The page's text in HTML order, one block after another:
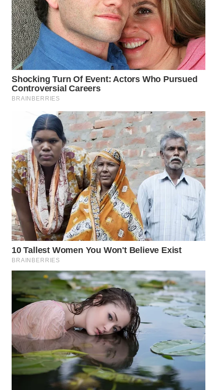
LANGKAT
WN
TAPANULI
SELATAN
WN
TANJUNG
LESUNG
KARO
WN
SIMALUNGUN
WN
LABUHANBATU
WN
TAPANULI
TENGAH
WN DELI
SERDANG
WN
TEBING
TINGGI
WN
PAKPAK